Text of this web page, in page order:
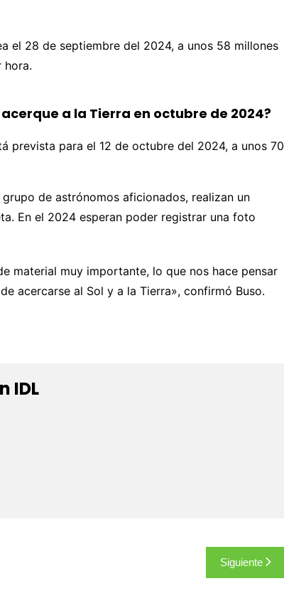
el 28 de septiembre del 2024, a unos 58 millones
hora.
a la Tierra en octubre de 2024?
prevista para el 12 de octubre del 2024, a unos 70
de astrónomos aficionados, realizan un
En el 2024 esperan poder registrar una foto
material muy importante, lo que nos hace pensar
acercarse al Sol y a la Tierra», confirmó Buso.
IDL
Siguiente